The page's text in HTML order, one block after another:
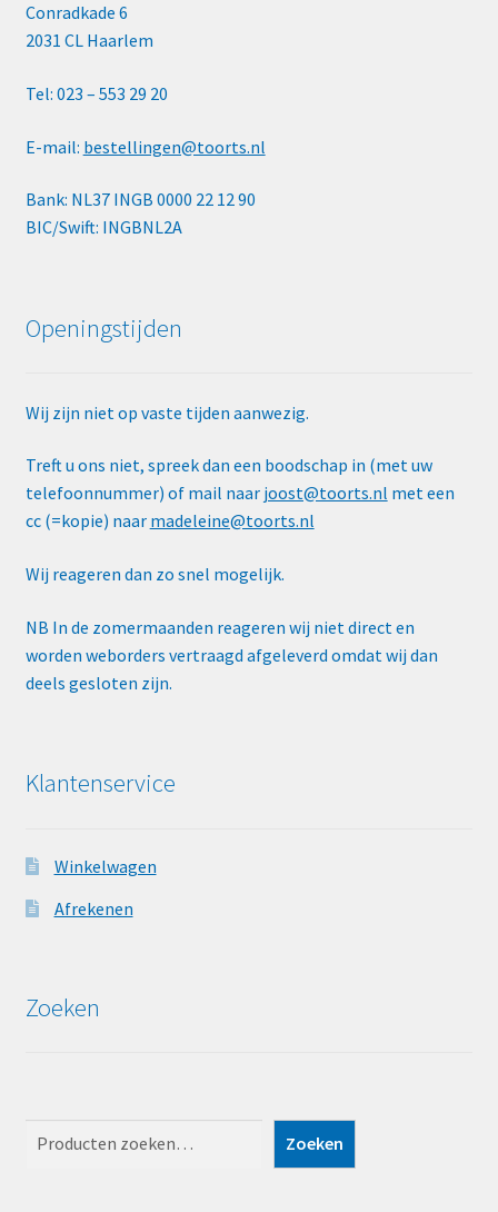
Conradkade 6
2031 CL Haarlem
Tel: 023 – 553 29 20
E-mail: bestellingen@toorts.nl
Bank: NL37 INGB 0000 22 12 90
BIC/Swift: INGBNL2A
Openingstijden
Wij zijn niet op vaste tijden aanwezig.
Treft u ons niet, spreek dan een boodschap in (met uw
telefoonnummer) of mail naar joost@toorts.nl met een
cc (=kopie) naar madeleine@toorts.nl
Wij reageren dan zo snel mogelijk.
NB In de zomermaanden reageren wij niet direct en
worden weborders vertraagd afgeleverd omdat wij dan
deels gesloten zijn.
Klantenservice
Winkelwagen
Afrekenen
Zoeken
Zoeken